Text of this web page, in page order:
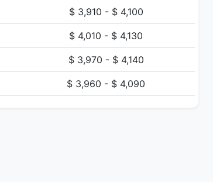
$ 3,910 - $ 4,100
$ 4,010 - $ 4,130
$ 3,970 - $ 4,140
$ 3,960 - $ 4,090